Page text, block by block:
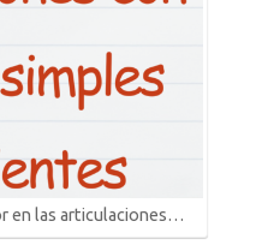
en las articulaciones…